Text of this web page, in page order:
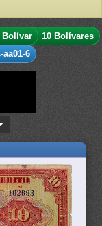
Bolívar
10 Bolívares
aa01-6